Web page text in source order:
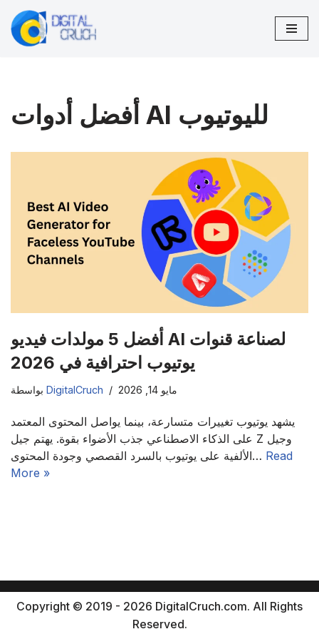
تخطى
أفضل أدوات AI لليوتيوب
أفضل 5 مولدات فيديو AI لصناعة قنوات
يوتيوب احترافية في 2026
DigitalCruch مايو 14, 2026
يشهد يوتيوب تغييرات متسارعة، بينما يواصل المحتوى المعتمد
على الذكاء الاصطناعي جذب الأضواء بقوة. يهتم جيل Z وجيل
الألفية على يوتيوب بالسرد القصصي وجودة المحتوى… Read
More »
Copyright © 2019 - 2026 DigitalCruch.com. All Rights
Reserved.